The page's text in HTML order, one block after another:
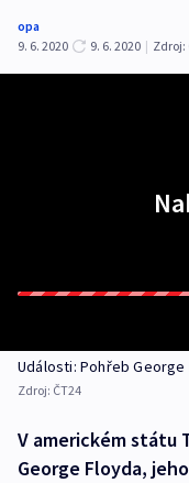
opa
9. 6. 2020
9. 6. 2020 | Zdroj:
Události: Pohřeb George
Zdroj: ČT24
V americkém státu
George Floyda,